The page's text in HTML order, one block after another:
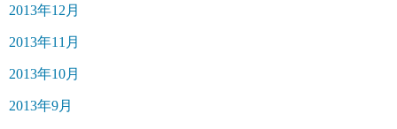
2013年12月
2013年11月
2013年10月
2013年9月